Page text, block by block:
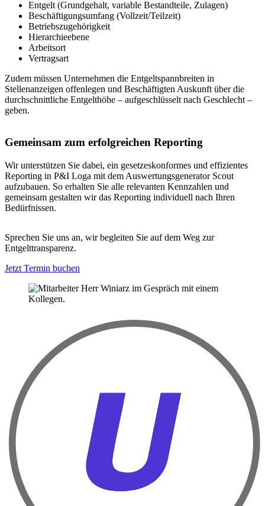
Entgelt (Grundgehalt, variable Bestandteile, Zulagen)
Beschäftigungsumfang (Vollzeit/Teilzeit)
Betriebszugehörigkeit
Hierarchieebene
Arbeitsort
Vertragsart
Zudem müssen Unternehmen die Entgeltspannbreiten in
Stellenanzeigen offenlegen und Beschäftigten Auskunft über die
durchschnittliche Entgelthöhe – aufgeschlüsselt nach Geschlecht –
geben.
Gemeinsam zum erfolgreichen Reporting
Wir unterstützen Sie dabei, ein gesetzeskonformes und effizientes
Reporting in P&I Loga mit dem Auswertungsgenerator Scout
aufzubauen. So erhalten Sie alle relevanten Kennzahlen und
gemeinsam gestalten wir das Reporting individuell nach Ihren
Bedürfnissen.
Sprechen Sie uns an, wir begleiten Sie auf dem Weg zur
Entgelttransparenz.
Jetzt Termin buchen